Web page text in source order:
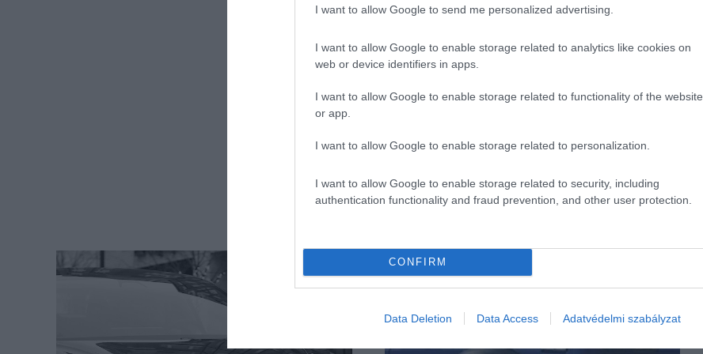
I want to allow Google to send me personalized advertising.
I want to allow Google to enable storage related to analytics like cookies on
web or device identifiers in apps.
I want to allow Google to enable storage related to functionality of the website
or app.
I want to allow Google to enable storage related to personalization.
I want to allow Google to enable storage related to security, including
authentication functionality and fraud prevention, and other user protection.
CONFIRM
Data Deletion Data Access Adatvédelmi szabályzat